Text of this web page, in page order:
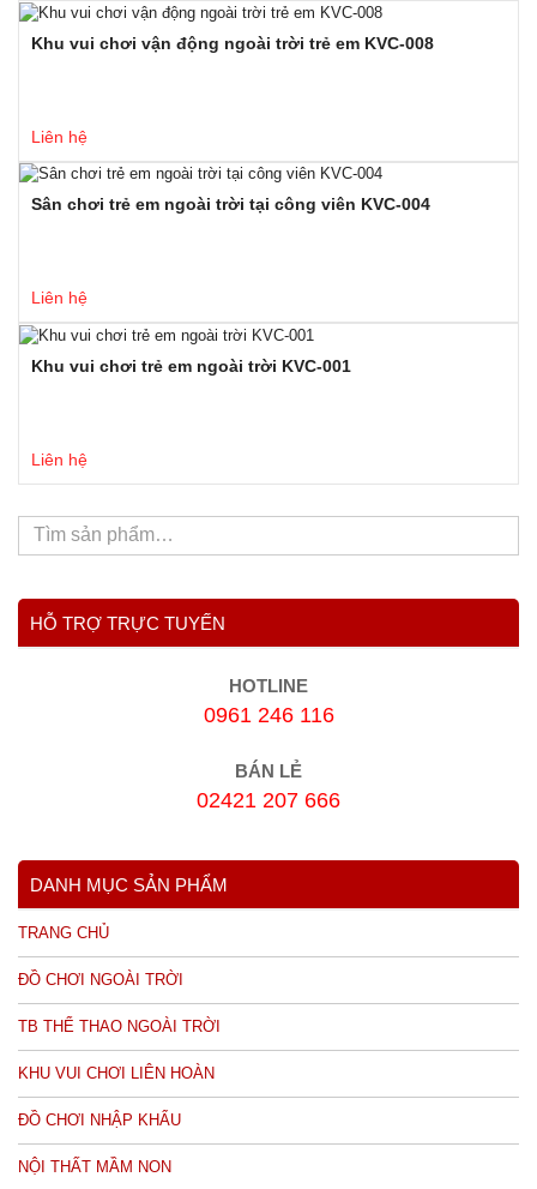
Khu vui chơi vận động ngoài trời trẻ em KVC-008
Liên hệ
Sân chơi trẻ em ngoài trời tại công viên KVC-004
Liên hệ
Khu vui chơi trẻ em ngoài trời KVC-001
Liên hệ
HỖ TRỢ TRỰC TUYẾN
HOTLINE
0961 246 116
BÁN LẺ
02421 207 666
DANH MỤC SẢN PHẨM
TRANG CHỦ
ĐỒ CHƠI NGOÀI TRỜI
TB THỂ THAO NGOÀI TRỜI
KHU VUI CHƠI LIÊN HOÀN
ĐỒ CHƠI NHẬP KHẨU
NỘI THẤT MẦM NON